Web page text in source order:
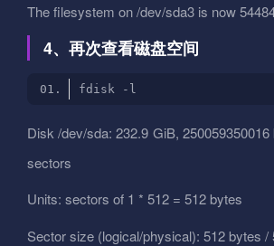
The filesystem on /dev/sda3 is now
4、再次查看磁盘空间
Disk /dev/sda: 232.9 GiB,
sectors
Units: sectors of 1 * 512 = 512 bytes
Sector size (logical/physical): 512 bytes /